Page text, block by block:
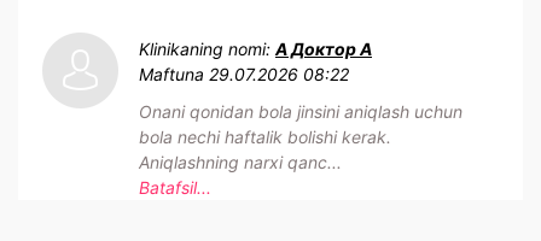
Klinikaning nomi: А Доктор А
Maftuna 29.07.2026 08:22
Onani qonidan bola jinsini aniqlash uchun
bola nechi haftalik bolishi kerak.
Aniqlashning narxi qanc...
Batafsil...